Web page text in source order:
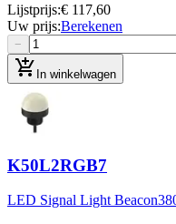
Lijstprijs:€ 117,60
Uw prijs:Berekenen
−
add_shopping_cart In winkelwagen
K50L2RGB7
LED Signal Light Beacon